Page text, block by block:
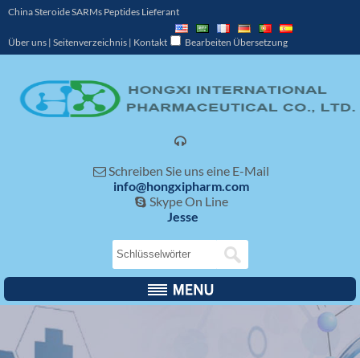
China Steroide SARMs Peptides Lieferant
Über uns | Seitenverzeichnis | Kontakt Bearbeiten Übersetzung

Schreiben Sie uns eine E-Mail
info@hongxipharm.com
 Skype On Line
Jesse